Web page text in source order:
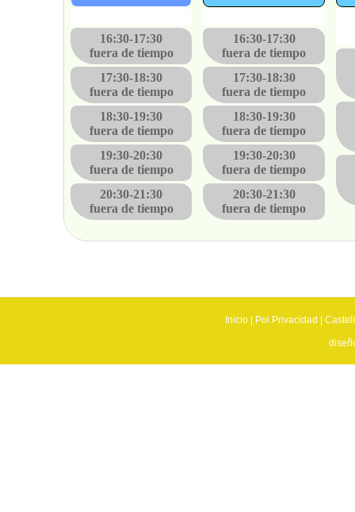
16:30-17:30
fuera de tiempo
17:30-18:30
fuera de tiempo
18:30-19:30
fuera de tiempo
19:30-20:30
fuera de tiempo
20:30-21:30
fuera de tiempo
16:30-17:30
fuera de tiempo
17:30-18:30
fuera de tiempo
18:30-19:30
fuera de tiempo
19:30-20:30
fuera de tiempo
20:30-21:30
fuera de tiempo
Inicio| Pol.Privacidad